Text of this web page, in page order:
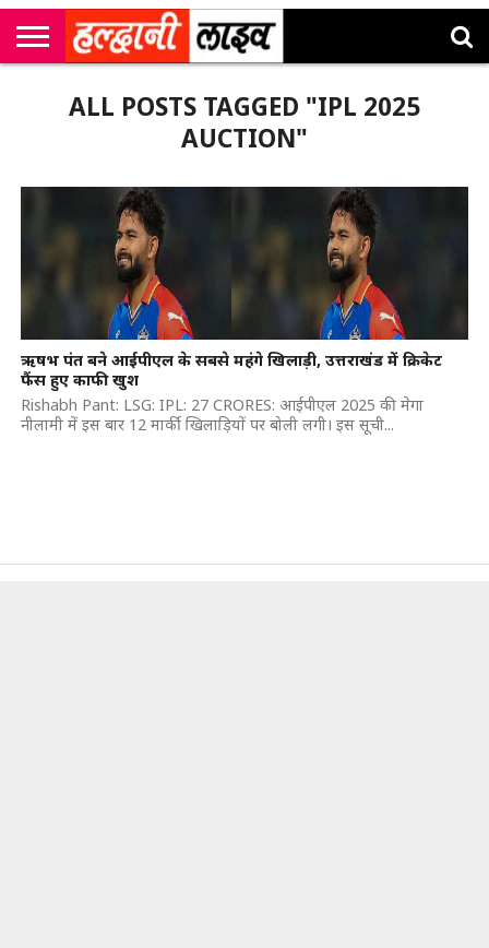
कॉर्नर
उत्तराखंड
मनोरंजन
सम्पादकीय
अलर्ट्सALL POSTS TAGGED "IPL 2025
AUCTION"
ऋषभ पंत बने आईपीएल के सबसे महंगे खिलाड़ी, उत्तराखंड में क्रिकेट
फैंस हुए काफी खुश
Rishabh Pant: LSG: IPL: 27 CRORES: आईपीएल 2025 की मेगा
नीलामी में इस बार 12 मार्की खिलाड़ियों पर बोली लगी। इस सूची...